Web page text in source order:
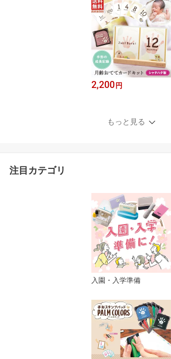
2,200円
もっと見る
注目カテゴリ
入園・入学準備